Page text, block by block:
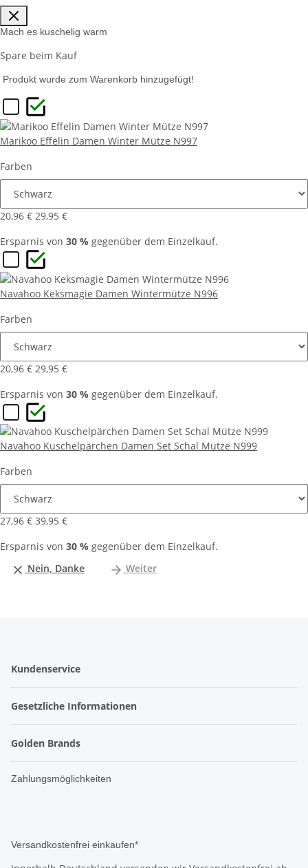
Mach es kuschelig warm
Spare beim Kauf
Produkt wurde zum Warenkorb hinzugefügt!
Marikoo Effelin Damen Winter Mütze N997
Farben
20,96 € 29,95 €
Ersparnis von 30 % gegenüber dem Einzelkauf.
Navahoo Keksmagie Damen Wintermütze N996
Farben
20,96 € 29,95 €
Ersparnis von 30 % gegenüber dem Einzelkauf.
Navahoo Kuschelpärchen Damen Set Schal Mütze N999
Farben
27,96 € 39,95 €
Ersparnis von 30 % gegenüber dem Einzelkauf.
Nein, Danke
Weiter
Kundenservice
Gesetzliche Informationen
Golden Brands
Zahlungsmöglichkeiten
Versandkostenfrei einkaufen*